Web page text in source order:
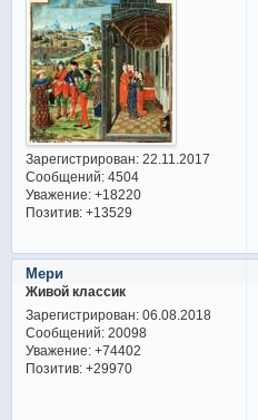
Зарегистрирован: 22.11.2017
Сообщений:4504
Уважение: +18220
Позитив: +13529
Мери
Живой классик
Зарегистрирован: 06.08.2018
Сообщений:20098
Уважение: +74402
Позитив: +29970